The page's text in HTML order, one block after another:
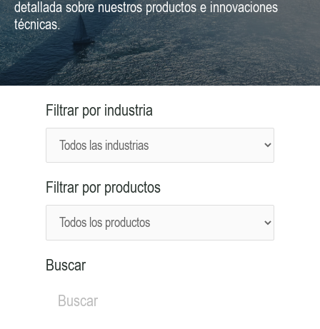
detallada sobre nuestros productos e innovaciones
técnicas.
Filtrar por industria
Filtrar por productos
Buscar